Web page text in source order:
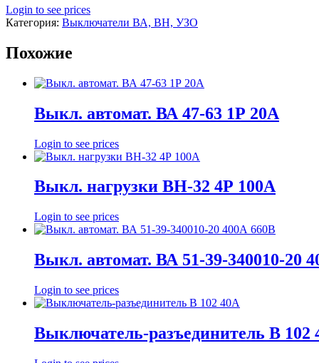
Login to see prices
Категория: Выключатели ВА, ВН, УЗО
Похожие
Выкл. автомат. ВА 47-63 1Р 20А
Login to see prices
Выкл. нагрузки ВН-32 4Р 100А
Login to see prices
Выкл. автомат. ВА 51-39-340010-20
Login to see prices
Выключатель-разъединитель В 102